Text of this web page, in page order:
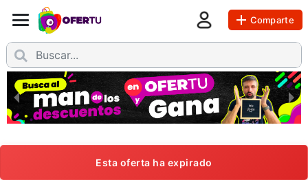
Comparte
Esta oferta ha expirado